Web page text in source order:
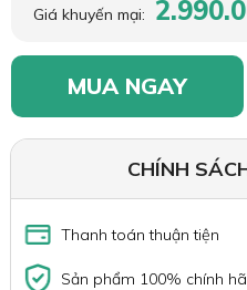
Giá khuyến mại:
MUA NGAY
CHÍNH
Thanh toán thuận tiện
Sản phẩm 100% chính